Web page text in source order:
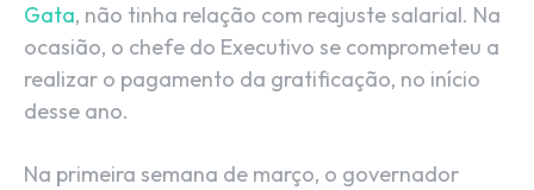
Gata, não tinha relação com reajuste salarial. Na
ocasião, o chefe do Executivo se comprometeu a
realizar o pagamento da gratificação, no início
desse ano.
Na primeira semana de março, o governador